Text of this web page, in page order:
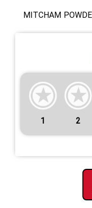
MITCHAM
1 2